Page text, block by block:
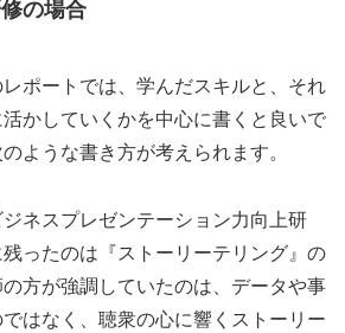
の場合
ポートでは、学んだスキルと、それ
かしていくかを中心に書くと良いで
ような書き方が考えられます。
ジネスプレゼンテーション力向上研
ったのは『ストーリーテリング』の
方が強調していたのは、データや事
はなく、聴衆の心に響くストーリー